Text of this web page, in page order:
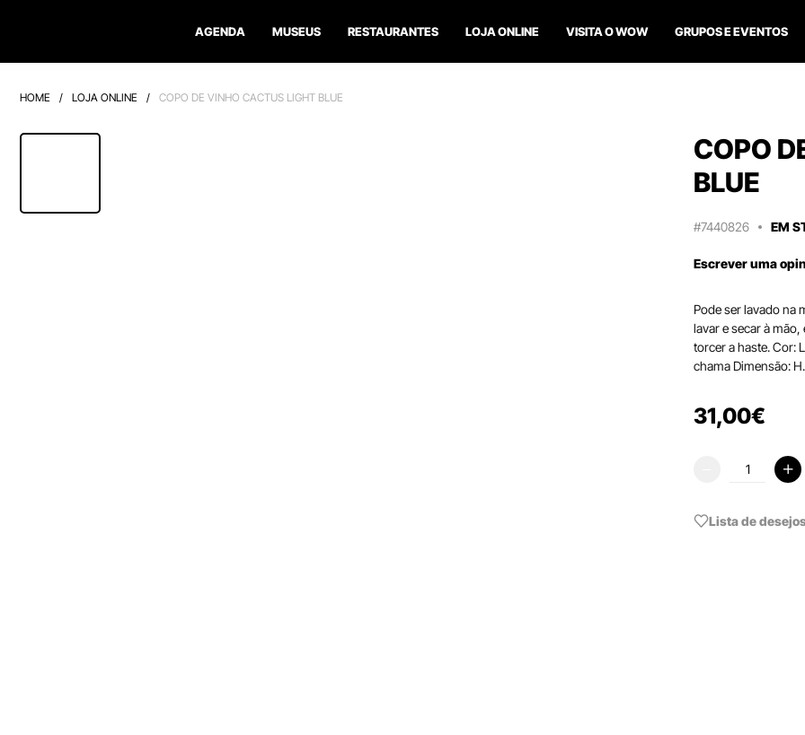
AGENDA MUSEUS RESTAURANTES LOJA ONLINE VISITA O WOW GRUPOS E EVENTOS
HOME / LOJA ONLINE / COPO DE VINHO CACTUS LIGHT BLUE
COPO
BLUE
#7440826 EM
Escrever uma
Pode ser lavado na
lavar e secar à
torcer a haste. Cor:
chama Dimensão:
31,00€
Lista de